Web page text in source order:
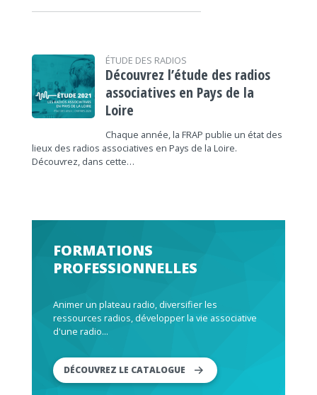
ÉTUDE DES RADIOS
Découvrez l’étude des radios
associatives en Pays de la
Loire
Chaque année, la FRAP publie un état des
lieux des radios associatives en Pays de la Loire.
Découvrez, dans cette…
FORMATIONS
PROFESSIONNELLES
Animer un plateau radio, diversifier les
ressources radios, développer la vie associative
d'une radio...
DÉCOUVREZ LE CATALOGUE